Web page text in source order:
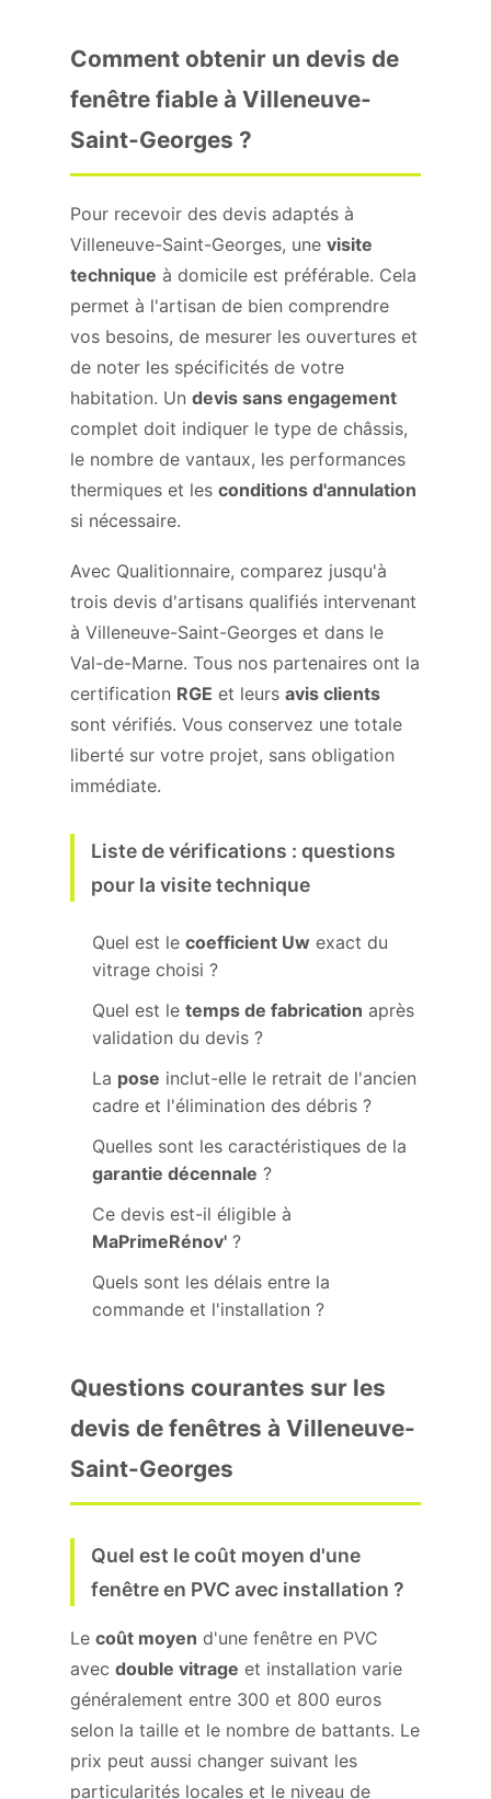
Comment obtenir un devis de
fenêtre fiable à Villeneuve-
Saint-Georges ?
Pour recevoir des devis adaptés à
Villeneuve-Saint-Georges, une visite
technique à domicile est préférable. Cela
permet à l'artisan de bien comprendre
vos besoins, de mesurer les ouvertures et
de noter les spécificités de votre
habitation. Un devis sans engagement
complet doit indiquer le type de châssis,
le nombre de vantaux, les performances
thermiques et les conditions d'annulation
si nécessaire.
Avec Qualitionnaire, comparez jusqu'à
trois devis d'artisans qualifiés intervenant
à Villeneuve-Saint-Georges et dans le
Val-de-Marne. Tous nos partenaires ont la
certification RGE et leurs avis clients
sont vérifiés. Vous conservez une totale
liberté sur votre projet, sans obligation
immédiate.
Liste de vérifications : questions
pour la visite technique
Quel est le coefficient Uw exact du
vitrage choisi ?
Quel est le temps de fabrication après
validation du devis ?
La pose inclut-elle le retrait de l'ancien
cadre et l'élimination des débris ?
Quelles sont les caractéristiques de la
garantie décennale ?
Ce devis est-il éligible à
MaPrimeRénov' ?
Quels sont les délais entre la
commande et l'installation ?
Questions courantes sur les
devis de fenêtres à Villeneuve-
Saint-Georges
Quel est le coût moyen d'une
fenêtre en PVC avec installation ?
Le coût moyen d'une fenêtre en PVC
avec double vitrage et installation varie
généralement entre 300 et 800 euros
selon la taille et le nombre de battants. Le
prix peut aussi changer suivant les
particularités locales et le niveau de